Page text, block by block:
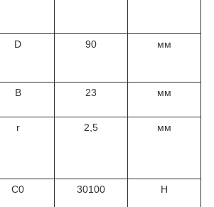
D 90 мм
В 23 мм
r 2,5 мм
C0 30100 Н